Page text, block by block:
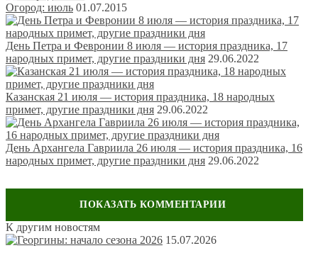
Огород: июль 01.07.2015
День Петра и Февронии 8 июля — история праздника, 17
народных примет, другие праздники дня 29.06.2022
Казанская 21 июля — история праздника, 18 народных
примет, другие праздники дня 29.06.2022
День Архангела Гавриила 26 июля — история праздника, 16
народных примет, другие праздники дня 29.06.2022
Оставить комментарий
К другим новостям
15.07.2026